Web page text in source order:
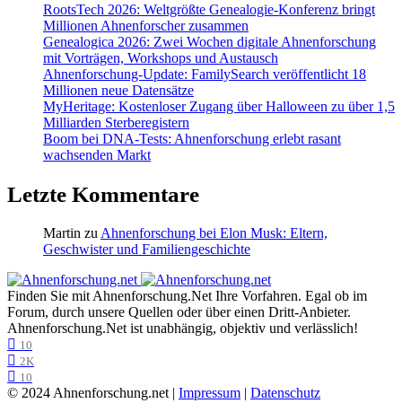
RootsTech 2026: Weltgrößte Genealogie-Konferenz bringt
Millionen Ahnenforscher zusammen
Genealogica 2026: Zwei Wochen digitale Ahnenforschung
mit Vorträgen, Workshops und Austausch
Ahnenforschung-Update: FamilySearch veröffentlicht 18
Millionen neue Datensätze
MyHeritage: Kostenloser Zugang über Halloween zu über 1,5
Milliarden Sterberegistern
Boom bei DNA-Tests: Ahnenforschung erlebt rasant
wachsenden Markt
Letzte Kommentare
Martin zu Ahnenforschung bei Elon Musk: Eltern,
Geschwister und Familiengeschichte
Finden Sie mit Ahnenforschung.Net Ihre Vorfahren. Egal ob im
Forum, durch unsere Quellen oder über einen Dritt-Anbieter.
Ahnenforschung.Net ist unabhängig, objektiv und verlässlich!
10
2K
10
© 2024 Ahnenforschung.net | Impressum | Datenschutz